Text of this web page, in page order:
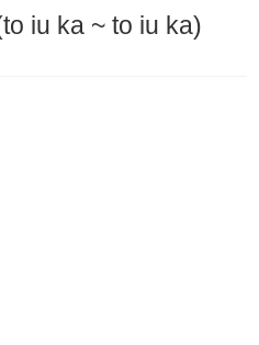
iu ka ~ to iu ka)